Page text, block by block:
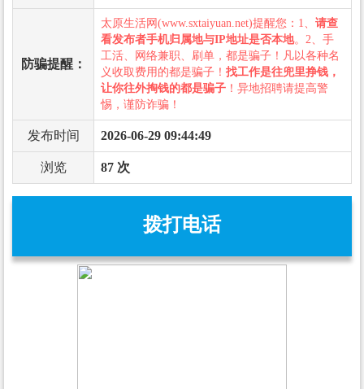
防骗提醒：
太原生活网(www.sxtaiyuan.net)提醒您：1、 请查
看发布者手机归属地与IP地址是否本地。2、手
工活、网络兼职、刷单，都是骗子！凡以各种名
义收取费用的都是骗子！ 找工作是往兜里挣钱，
让你往外掏钱的都是骗子 ！异地招聘请提高警
惕，谨防诈骗！
发布时间 2026-06-29 09:44:49
浏览 87 次
拨打电话